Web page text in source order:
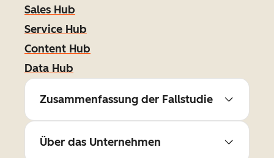
Sales Hub
Service Hub
Content Hub
Data Hub
Zusammenfassung der Fallstudie
Über das Unternehmen